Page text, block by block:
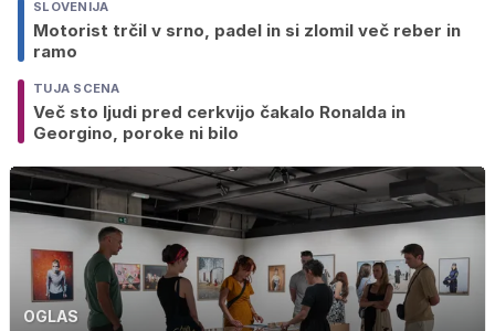
SLOVENIJA
Motorist trčil v srno, padel in si zlomil več reber in
ramo
TUJA SCENA
Več sto ljudi pred cerkvijo čakalo Ronalda in
Georgino, poroke ni bilo
OGLAS